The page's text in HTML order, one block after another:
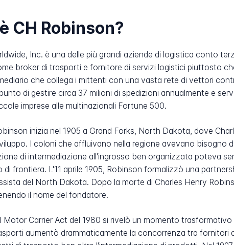
CH Robinson?
Inc. è una delle più grandi aziende di logistica conto
broker di trasporti e fornitore di servizi logistici piuttosto
che collega i mittenti con una vasta rete di vettori
di gestire circa 37 milioni di spedizioni annualmente e
imprese alle multinazionali Fortune 500.
inizia nel 1905 a Grand Forks, North Dakota, dove
I coloni che affluivano nella regione avevano bisogno
di intermediazione all'ingrosso ben organizzata poteva
frontiera. L'11 aprile 1905, Robinson formalizzò una
del North Dakota. Dopo la morte di Charles Henry
il nome del fondatore.
Motor Carrier Act del 1980 si rivelò un momento
aumentò drammaticamente la concorrenza tra fornitori